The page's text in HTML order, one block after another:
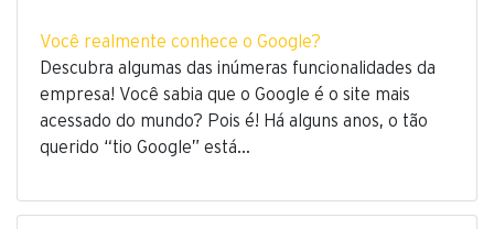
Você realmente conhece o Google?
Descubra algumas das inúmeras funcionalidades da
empresa! Você sabia que o Google é o site mais
acessado do mundo? Pois é! Há alguns anos, o tão
querido “tio Google” está…